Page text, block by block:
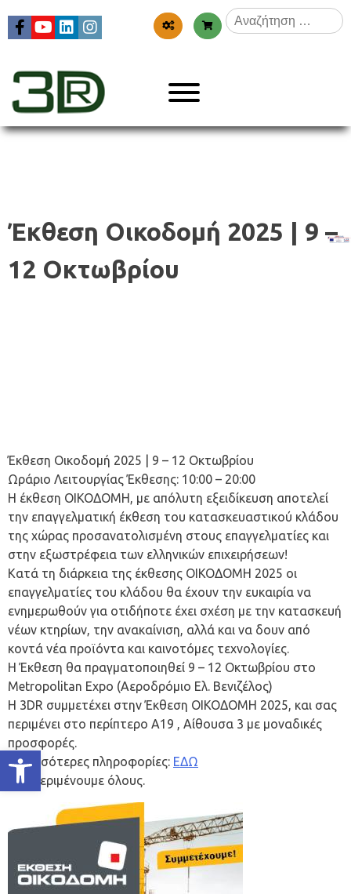
Ανοίξτε τη γραμμή εργαλείων
Αναζήτηση
για:
3dr
Έκθεση Οικοδομή 2025 | 9 –
12 Οκτωβρίου
Έκθεση Οικοδομή 2025 | 9 – 12 Οκτωβρίου
Ωράριο Λειτουργίας Έκθεσης: 10:00 – 20:00
Η έκθεση ΟΙΚΟΔΟΜΗ, με απόλυτη εξειδίκευση αποτελεί
την επαγγελματική έκθεση του κατασκευαστικού κλάδου
της χώρας προσανατολισμένη στους επαγγελματίες και
στην εξωστρέφεια των ελληνικών επιχειρήσεων!
Κατά τη διάρκεια της έκθεσης ΟΙΚΟΔΟΜΗ 2025 οι
επαγγελματίες του κλάδου θα έχουν την ευκαιρία να
ενημερωθούν για οτιδήποτε έχει σχέση με την κατασκευή
νέων κτηρίων, την ανακαίνιση, αλλά και να δουν από
κοντά νέα προϊόντα και καινοτόμες τεχνολογίες.
Η Έκθεση θα πραγματοποιηθεί 9 – 12 Οκτωβρίου στο
Metropolitan Expo (Αεροδρόμιο Ελ. Βενιζέλος)
H 3DR συμμετέχει στην Έκθεση ΟΙΚΟΔΟΜΗ 2025, και σας
περιμένει στο περίπτερο Α19 , Aίθουσα 3 με μοναδικές
προσφορές.
Περισσότερες πληροφορίες: ΕΔΩ
Σας περιμένουμε όλους.